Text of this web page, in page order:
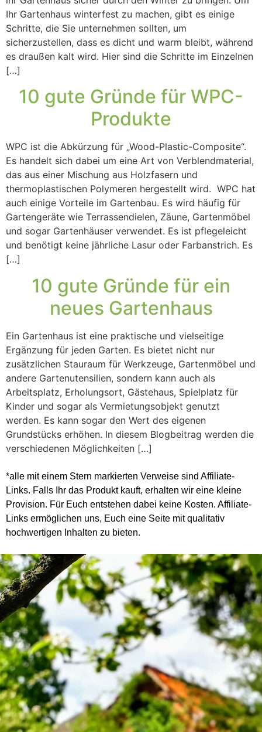
Ihr Gartenhaus winterfest zu machen, gibt es einige
Schritte, die Sie unternehmen sollten, um
sicherzustellen, dass es dicht und warm bleibt, während
es draußen kalt wird. Hier sind die Schritte im Einzelnen
[…]
10 gute Gründe für WPC-
Produkte
WPC ist die Abkürzung für „Wood-Plastic-Composite“.
Es handelt sich dabei um eine Art von Verblendmaterial,
das aus einer Mischung aus Holzfasern und
thermoplastischen Polymeren hergestellt wird. WPC hat
auch einige Vorteile im Gartenbau. Es wird häufig für
Gartengeräte wie Terrassendielen, Zäune, Gartenmöbel
und sogar Gartenhäuser verwendet. Es ist pflegeleicht
und benötigt keine jährliche Lasur oder Farbanstrich. Es
[…]
10 gute Gründe für ein
neues Gartenhaus
Ein Gartenhaus ist eine praktische und vielseitige
Ergänzung für jeden Garten. Es bietet nicht nur
zusätzlichen Stauraum für Werkzeuge, Gartenmöbel und
andere Gartenutensilien, sondern kann auch als
Arbeitsplatz, Erholungsort, Gästehaus, Spielplatz für
Kinder und sogar als Vermietungsobjekt genutzt
werden. Es kann sogar den Wert des eigenen
Grundstücks erhöhen. In diesem Blogbeitrag werden die
verschiedenen Möglichkeiten […]
*alle mit einem Stern markierten Verweise sind Affiliate-
Links. Falls Ihr das Produkt kauft, erhalten wir eine kleine
Provision. Für Euch entstehen dabei keine Kosten. Affiliate-
Links ermöglichen uns, Euch eine Seite mit qualitativ
hochwertigen Inhalten zu bieten.